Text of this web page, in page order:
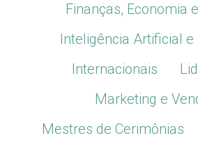
Finanças, Economia
Inteligência Artificial e
Internacionais
Marketing e
Mestres de Cerimônias